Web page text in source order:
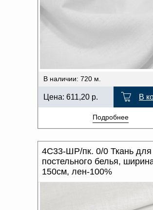
В наличии: 720 м.
Цена: 611,20 р. В
Подробнее
4С33-ШР/пк. 0/0 Ткань для
постельного белья,
150см, лен-100%